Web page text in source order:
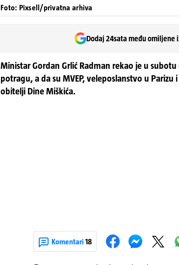
Foto: Pixsell/privatna arhiva
Dodaj 24sata među omiljene
Ministar Gordan Grlić Radman rekao je u
potragu, a da su MVEP, veleposlanstvo u
obitelji Dine Miškića.
Komentari 18